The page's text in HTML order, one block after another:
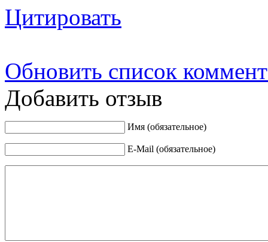
Цитировать
Обновить список
Добавить отзыв
Имя (обязательное)
E-Mail (обязательное)